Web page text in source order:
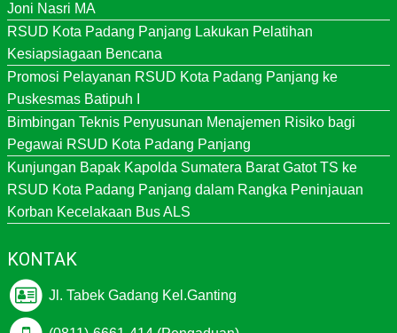
Joni Nasri MA
RSUD Kota Padang Panjang Lakukan Pelatihan
Kesiapsiagaan Bencana
Promosi Pelayanan RSUD Kota Padang Panjang ke
Puskesmas Batipuh I
Bimbingan Teknis Penyusunan Menajemen Risiko bagi
Pegawai RSUD Kota Padang Panjang
Kunjungan Bapak Kapolda Sumatera Barat Gatot TS ke
RSUD Kota Padang Panjang dalam Rangka Peninjauan
Korban Kecelakaan Bus ALS
KONTAK
Jl. Tabek Gadang Kel.Ganting